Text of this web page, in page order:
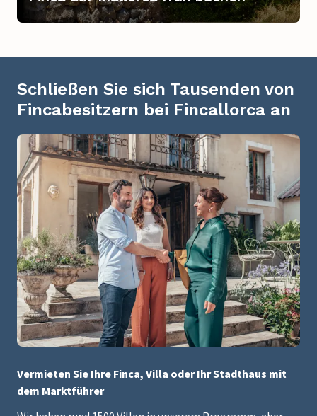
Schließen Sie sich Tausenden von
Fincabesitzern bei Fincallorca an
Vermieten Sie Ihre Finca, Villa oder Ihr Stadthaus mit
dem Marktführer